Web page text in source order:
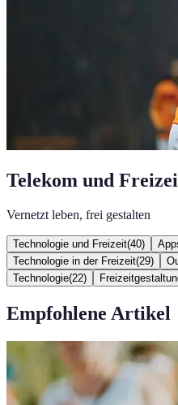
Telekom und
Vernetzt leben, frei gestalten
Technologie und Freizeit(40)
Technologie in der Freizeit(29)
Technologie(22)
Empfohlene Artikel